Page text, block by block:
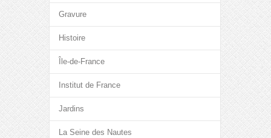
Gravure
Histoire
Île-de-France
Institut de France
Jardins
La Seine des Nautes